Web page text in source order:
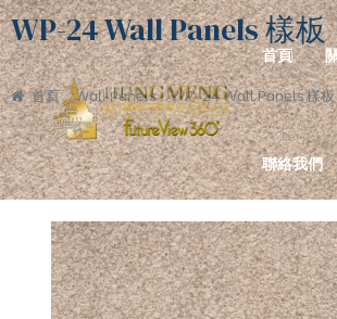
首頁
聯絡我們
WP-24 Wall Panels 樣板
首頁 Wall Panels WP-24 Wall Panels 樣板